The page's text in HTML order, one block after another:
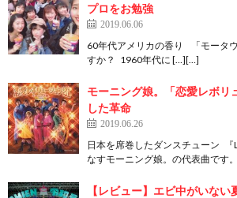
プロをお勉強
2019.06.06
60年代アメリカの香り 「モータ
すか？ 1960年代に […][…]
モーニング娘。「恋愛レボリ
した革命
2019.06.26
日本を席巻したダンスチューン
なすモーニング娘。の代表曲で
【レビュー】エビ中がいな